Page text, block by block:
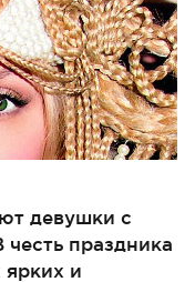
девушки с
праздника
и